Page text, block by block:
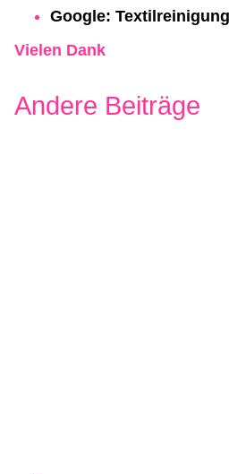
Google:
Vielen Dank
Andere Beiträge